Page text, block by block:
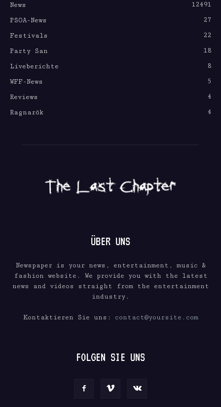
News
12491
PSOA-News
27
Festivals
22
Party San
18
Liveberichte
8
WFF-News
5
Reviews
4
Ragnarök
4
ÜBER UNS
Newspaper is your news, entertainment, music &
fashion website. We provide you with the latest
news and videos straight from the entertainment
industry.
Kontaktieren Sie uns: contact@yoursite.com
FOLGEN SIE UNS